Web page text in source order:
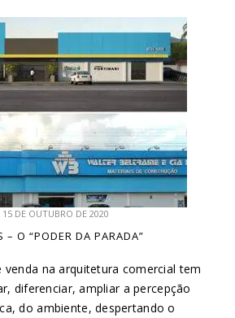
15 DE OUTUBRO DE 2020
– O “PODER DA PARADA”
na arquitetura comercial tem
diferenciar, ampliar a percepção
do ambiente, despertando o